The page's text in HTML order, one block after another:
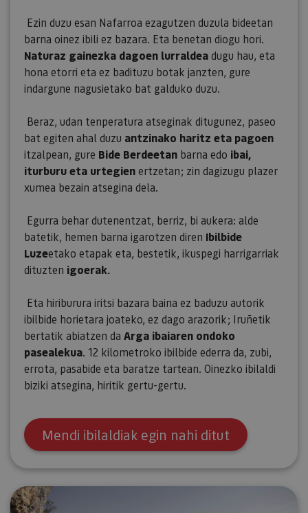
Ezin duzu esan Nafarroa ezagutzen duzula bideetan
barna oinez ibili ez bazara. Eta benetan diogu hori.
Naturaz gainezka dagoen lurraldeadugu hau, eta
hona etorri eta ez badituzu botak janzten, gure
indargune nagusietako bat galduko duzu.
Beraz, udan tenperatura atseginak ditugunez, paseo
bat egiten ahal duzu antzinako haritz eta pagoen
itzalpean, gure Bide Berdeetan barna edo ibai,
iturburu eta urtegienertzetan; zin dagizugu plazer
xumea bezain atsegina dela.
Egurra behar dutenentzat, berriz, bi aukera: alde
batetik, hemen barna igarotzen diren Ibilbide
Luzeetako etapak eta, bestetik, ikuspegi harrigarriak
dituzten igoerak.
Eta hiriburura iritsi bazara baina ez baduzu autorik
ibilbide horietara joateko, ez dago arazorik; Iruñetik
bertatik abiatzen da Arga ibaiaren ondoko
pasealekua. 12 kilometroko ibilbide ederra da, zubi,
errota, pasabide eta baratze tartean. Oinezko ibilaldi
biziki atsegina, hiritik gertu-gertu.
Mendi ibilaldiak egin nahi ditut